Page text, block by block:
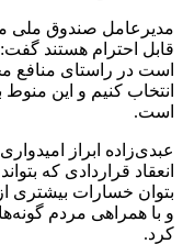
مدیرعامل صندوق ملی
قابل احترام هستند
است در راستای منافع
انتخاب کنیم و این
است.
عبدی‌زاده ابراز
انعقاد قراردادی که
بتوان خسارات بیشتری
و با همراهی مردم
کرد.